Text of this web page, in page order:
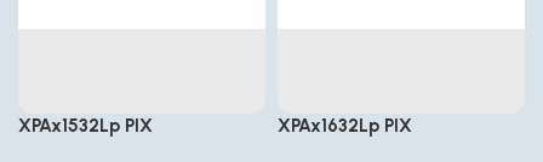
XPAx1532Lp PIX XPAx1632Lp PIX